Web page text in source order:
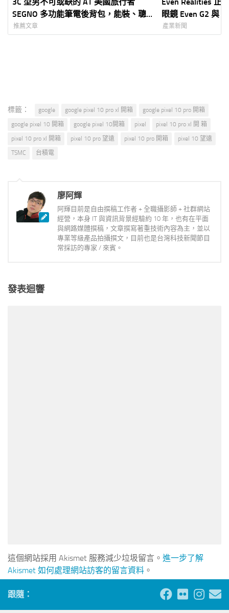
SEGNO 多功能筆電後背包，能裝、聰
明，工作出差更有型 [限時優惠團購中]
推薦文章
眼鏡 Even G2 與
市 創家
產業新聞
標籤： google google pixel 10 pro xl 開箱
google pixel 10 pro 開箱
google pixel 10 開箱
google pixel 10開箱 pixel
pixel 10 pro xl 開 箱
pixel 10 pro xl 開箱
pixel 10 pro 望遠 pixel 10 pro 開箱
pixel 10 望遠
TSMC
台積電
廖阿輝
阿輝目前是自由撰稿工作者 + 全職攝影師 + 社群網站
經營，本身 IT 與資訊背景經驗約 10 年，也有在平面
與網路媒體撰稿，文章撰寫著重技術內容為主，並以
專業等級產品拍攝撰文，目前也是台灣科技新聞節目
常採訪的專家 / 來賓。
發表迴響
這個網站採用 Akismet 服務減少垃圾留言。 進一步了解
Akismet 如何處理網站訪客的留言資料 。
跟隨：